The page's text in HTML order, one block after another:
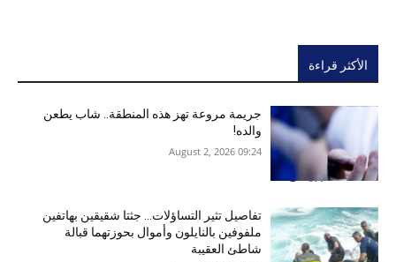
الأكثر قراءة
جريمة مروعة تهز هذه المنطقة.. شاب يطعن
والده!
09:24 2026 ,August 2
تفاصيل تثير التساؤلات… جثتا شقيقين بهاتفين
ملفوفين بالنايلون وأموال بحوزتهما قبالة
شاطئ العقيبة